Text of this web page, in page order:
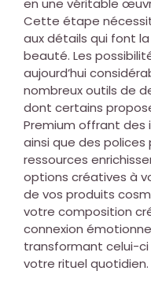
en une véritable
Cette étape
aux détails qui font
beauté. Les
aujourd’hui
nombreux outils de
dont certains
Premium offrant des
ainsi que des polices
ressources
options créatives à
de vos produits
votre composition
connexion
transformant celui-
votre rituel quotidien.